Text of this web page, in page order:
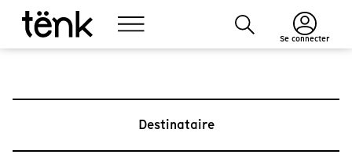
Se connecter
Destinataire